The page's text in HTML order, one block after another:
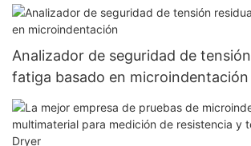
Analizador de seguridad de
fatiga basado en microindentación